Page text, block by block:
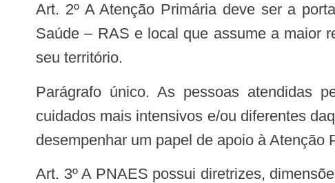
Art. 2º A Atenção Primária deve ser a porta de entrada preferencial, principal centro de comunicação da Rede de Atenção à
Saúde – RAS e local que assume a maior
seu território.
Parágrafo único. As pessoas atendidas pela Atenção Especializada apresentam, num dado momento, a necessidade de
cuidados mais intensivos e/ou diferentes
desempenhar um papel de apoio à
Art. 3º A PNAES possui diretrizes, dimensões e eixos estruturantes que deverão ser considerados na criação e reformulação de